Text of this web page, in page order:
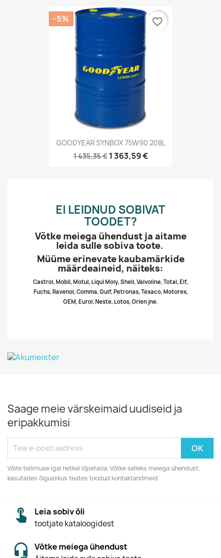
GOODYEAR SYNBOX 75W90 208L
1 435,35 € 1 363,59 €
−5% favorite_border
EI LEIDNUD SOBIVAT
TOODET?
Võtke meiega ühendust ja aitame
leida sulle sobiva toote.
Müüme erinevate kaubamärkide
määrdeaineid, näiteks:
Castrol, Mobil, Motul, Liqui Moly, Shell, Valvoline, Total, Elf,
Fuchs, Ravenol, Comma, Gulf, Petronas, Texaco, Motorex,
OEM, Eurol, Neste, Lotos, Orlen jne.
Saage meie värskeimaid uudiseid ja
eripakkumisi
Võite tellimuse igal hetkel lõpetada. Võtke selleks meiega ühendust,
kasutades õiguslikus teates toodud kontaktandmeid.
Leia sobiv õli
tootjate kataloogidest
Võtke meiega ühendust